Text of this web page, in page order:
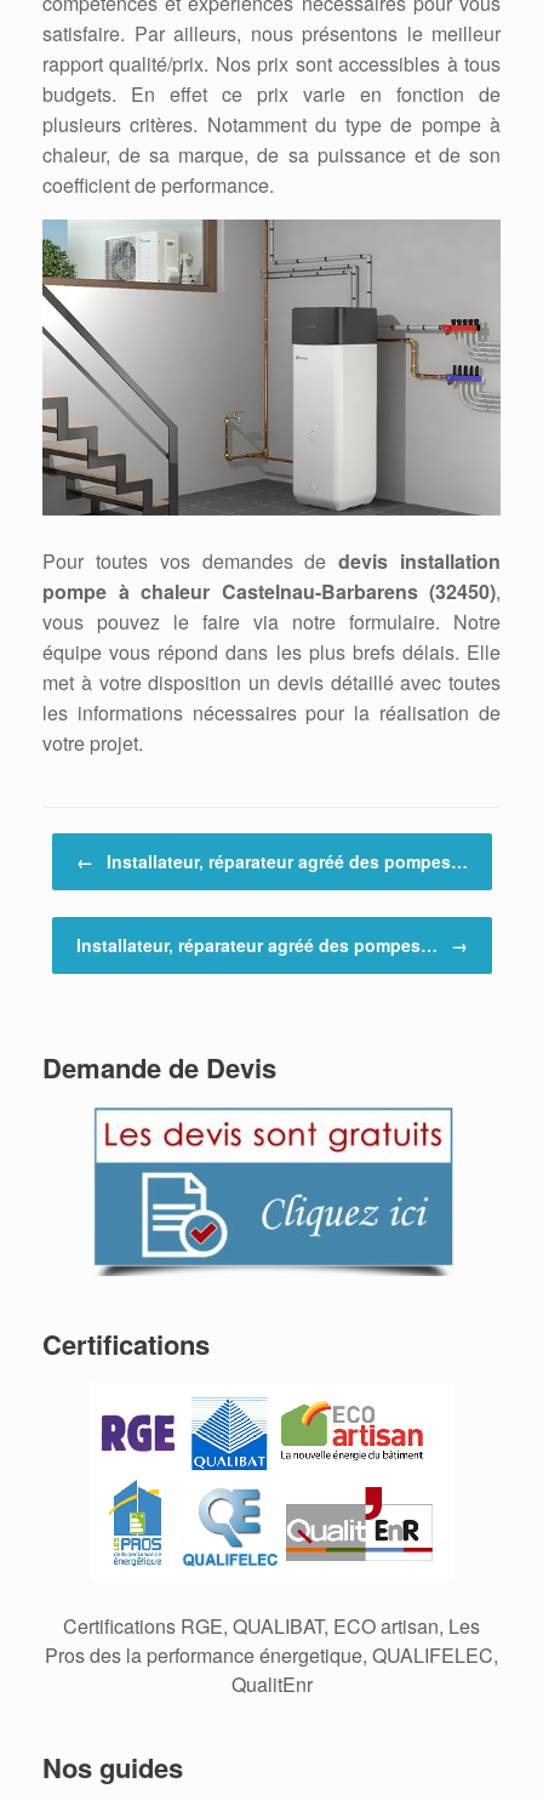
satisfaire. Par ailleurs, nous présentons le meilleur
rapport qualité/prix. Nos prix sont accessibles à tous
budgets. En effet ce prix varie en fonction de
plusieurs critères. Notamment du type de pompe à
chaleur, de sa marque, de sa puissance et de son
coefficient de performance.
Pour toutes vos demandes dedevis installation
pompe à chaleur Castelnau-Barbarens (32450),
vous pouvez le faire via notre formulaire. Notre
équipe vous répond dans les plus brefs délais. Elle
met à votre disposition un devis détaillé avec toutes
les informations nécessaires pour la réalisation de
votre projet.
← Installateur, réparateur agréé des pompes…
Installateur, réparateur agréé des pompes… →
Demande de Devis
Certifications
Certifications RGE, QUALIBAT, ECO artisan, Les
Pros des la performance énergetique, QUALIFELEC,
QualitEnr
Nos guides